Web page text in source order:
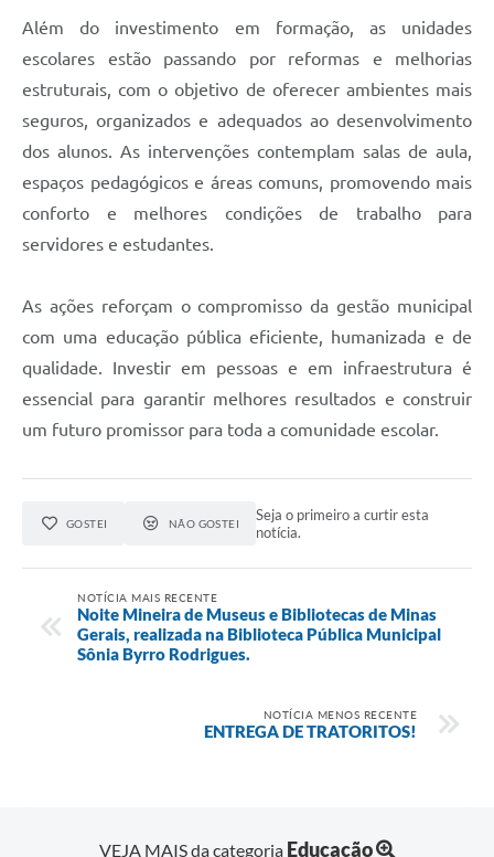
Além do investimento em formação, as unidades
escolares estão passando por reformas e melhorias
estruturais, com o objetivo de oferecer ambientes mais
seguros, organizados e adequados ao desenvolvimento
dos alunos. As intervenções contemplam salas de aula,
espaços pedagógicos e áreas comuns, promovendo mais
conforto e melhores condições de trabalho para
servidores e estudantes.
As ações reforçam o compromisso da gestão municipal
com uma educação pública eficiente, humanizada e de
qualidade. Investir em pessoas e em infraestrutura é
essencial para garantir melhores resultados e construir
um futuro promissor para toda a comunidade escolar.
GOSTEI NÃO GOSTEI
Seja o primeiro a curtir esta
notícia.
NOTÍCIA MAIS RECENTE
Noite Mineira de Museus e Bibliotecas de Minas
Gerais, realizada na Biblioteca Pública Municipal
Sônia Byrro Rodrigues.
NOTÍCIA MENOS RECENTE
ENTREGA DE TRATORITOS!
VEJA MAIS da categoria Educação